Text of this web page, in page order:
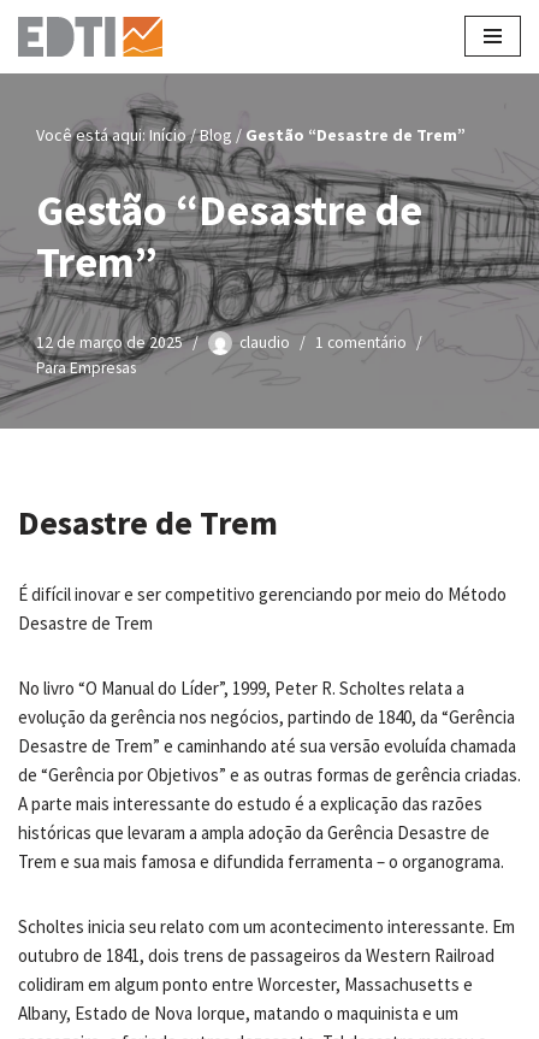
Pular
conteúdo
Você está aqui: Início/Blog / Gestão “Desastre de Trem”
Gestão “Desastre de
Trem”
12 de março de 2025 claudio
1 comentário
Para Empresas
Desastre de Trem
É difícil inovar e ser competitivo gerenciando por meio do Método
Desastre de Trem
No livro “O Manual do Líder”, 1999, Peter R. Scholtes relata a
evolução da gerência nos negócios, partindo de 1840, da “Gerência
Desastre de Trem” e caminhando até sua versão evoluída chamada
de “Gerência por Objetivos” e as outras formas de gerência criadas.
A parte mais interessante do estudo é a explicação das razões
históricas que levaram a ampla adoção da Gerência Desastre de
Trem e sua mais famosa e difundida ferramenta – o organograma.
Scholtes inicia seu relato com um acontecimento interessante. Em
outubro de 1841, dois trens de passageiros da Western Railroad
colidiram em algum ponto entre Worcester, Massachusetts e
Albany, Estado de Nova Iorque, matando o maquinista e um